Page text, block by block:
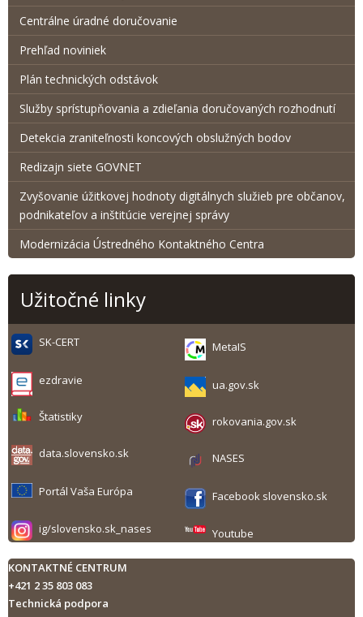
Centrálne úradné doručovanie
Prehľad noviniek
Plán technických odstávok
Služby sprístupňovania a zdieľania doručovaných rozhodnutí
Detekcia zraniteľnosti koncových obslužných bodov
Redizajn siete GOVNET
Zvyšovanie úžitkovej hodnoty digitálnych služieb pre občanov,
podnikateľov a inštitúcie verejnej správy
Modernizácia Ústredného Kontaktného Centra
Užitočné linky
SK-CERT MetaIS
ezdravie ua.gov.sk
Štatistiky rokovania.gov.sk
data.slovensko.sk NASES
Portál Vaša Európa Facebook slovensko.sk
ig/slovensko.sk_nases Youtube
KONTAKTNÉ CENTRUM
+421 2 35 803 083
Technická podpora